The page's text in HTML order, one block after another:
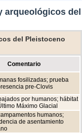
arqueológicos del
del Pleistoceno
Comentario
fosilizadas; prueba
pre-Clovis
por humanos; hábitat
Máximo Glacial
humanos;
de asentamiento